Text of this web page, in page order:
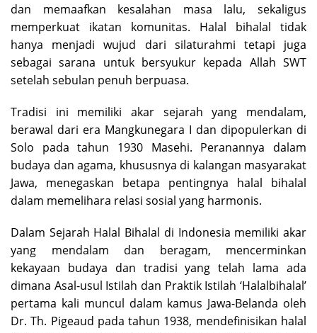
dan memaafkan kesalahan masa lalu, sekaligus
memperkuat ikatan komunitas. Halal bihalal tidak
hanya menjadi wujud dari silaturahmi tetapi juga
sebagai sarana untuk bersyukur kepada Allah SWT
setelah sebulan penuh berpuasa.
Tradisi ini memiliki akar sejarah yang mendalam,
berawal dari era Mangkunegara I dan dipopulerkan di
Solo pada tahun 1930 Masehi. Peranannya dalam
budaya dan agama, khususnya di kalangan masyarakat
Jawa, menegaskan betapa pentingnya halal bihalal
dalam memelihara relasi sosial yang harmonis.
Dalam Sejarah Halal Bihalal di Indonesia memiliki akar
yang mendalam dan beragam, mencerminkan
kekayaan budaya dan tradisi yang telah lama ada
dimana Asal-usul Istilah dan Praktik Istilah ‘Halalbihalal’
pertama kali muncul dalam kamus Jawa-Belanda oleh
Dr. Th. Pigeaud pada tahun 1938, mendefinisikan halal